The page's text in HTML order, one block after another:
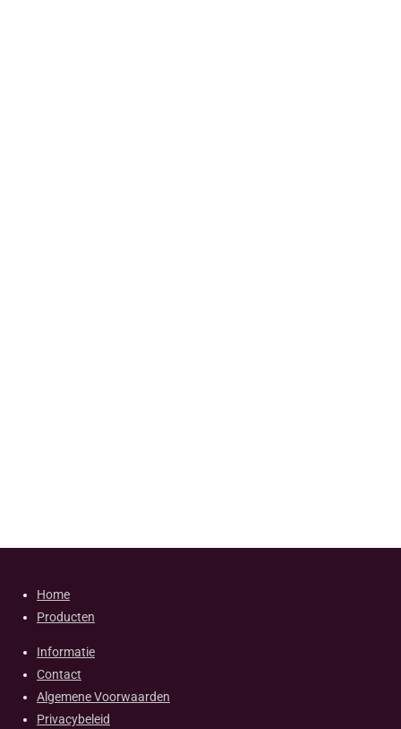
Home
Producten
Informatie
Contact
Algemene Voorwaarden
Privacybeleid